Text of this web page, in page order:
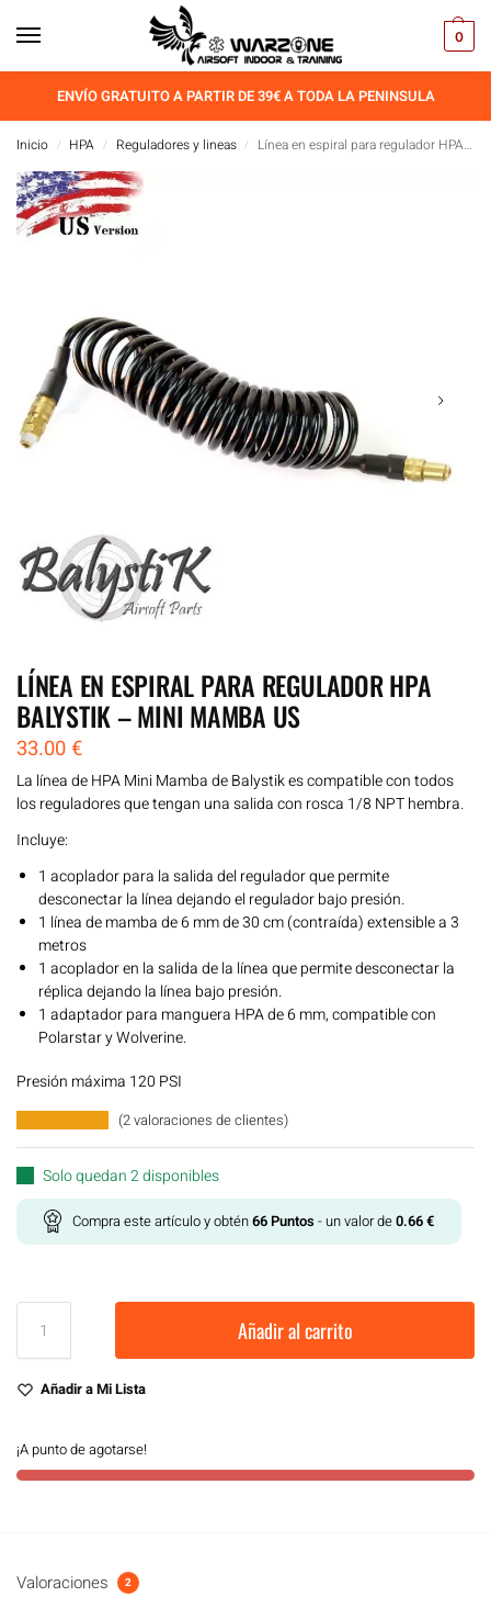
0
ENVÍO GRATUITO A PARTIR DE 39€ A TODA LA PENINSULA
Inicio / HPA / Reguladores y lineas / Línea en espiral para regulador HPA Balystik – Mini Mamba US
LÍNEA EN ESPIRAL PARA REGULADOR HPA
BALYSTIK – MINI MAMBA US
33.00€
La línea de HPA Mini Mamba de Balystik es compatible con todos
los reguladores que tengan una salida con rosca 1/8 NPT hembra.
Incluye:
1 acoplador para la salida del regulador que permite
desconectar la línea dejando el regulador bajo presión.
1 línea de mamba de 6 mm de 30 cm (contraída) extensible a 3
metros
1 acoplador en la salida de la línea que permite desconectar la
réplica dejando la línea bajo presión.
1 adaptador para manguera HPA de 6 mm, compatible con
Polarstar y Wolverine.
Presión máxima 120 PSI
(2valoraciones de clientes)
Solo quedan 2 disponibles
Compra este artículo y obtén66Puntos - un valor de0.66€
Añadir al carrito
Añadir a Mi Lista
¡A punto de agotarse!
Valoraciones 2